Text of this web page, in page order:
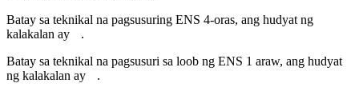
Batay sa teknikal na pagsusuring ENS 4-oras, ang hudyat ng
kalakalan ay
.
Batay sa teknikal na pagsusuri sa loob ng ENS 1 araw, ang hudyat
ng kalakalan ay
.